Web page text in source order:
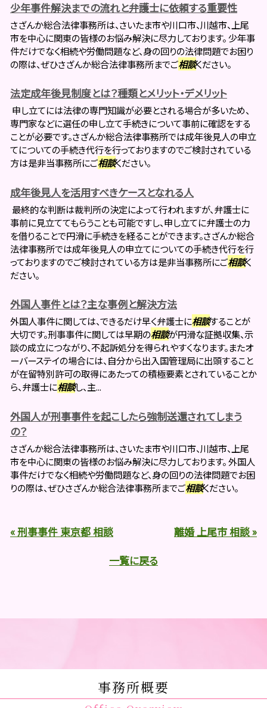
少年事件解決までの流れと弁護士に依頼する重要性
さざんか総合法律事務所は、さいたま市や川口市、川越市、上尾
市を中心に関東の皆様のお悩み解決に尽力しております。 少年事
件だけでなく相続や労働問題など、身の回りの法律問題でお困り
の際は、ぜひさざんか総合法律事務所までご相談ください。
法定成年後見制度とは？種類とメリット・デメリット
申し立てには法律の専門知識が必要とされる場合が多いため、
専門家などに選任の申し立て手続きについて事前に確認をする
ことが必要です。さざんか総合法律事務所では成年後見人の申立
てについての手続き代行を行っておりますのでご検討されている
方は是非当事務所にご相談ください。
成年後見人を活用すべきケースとなれる人
最終的な判断は裁判所の決定によって行われますが、弁護士に
事前に見立ててもらうことも可能ですし、申し立てに弁護士の力
を借りることで円滑に手続きを経ることができます。さざんか総合
法律事務所では成年後見人の申立てについての手続き代行を行
っておりますのでご検討されている方は是非当事務所にご相談く
ださい。
外国人事件とは？主な事例と解決方法
外国人事件に関しては、できるだけ早く弁護士に相談することが
大切です。刑事事件に関しては早期の相談が円滑な証拠収集、示
談の成立につながり、不起訴処分を得られやすくなります。またオ
ーバーステイの場合には、自分から出入国管理局に出頭すること
が在留特別許可の取得にあたっての積極要素とされていることか
ら、弁護士に相談し、主...
外国人が刑事事件を起こしたら強制送還されてしまう
の？
さざんか総合法律事務所は、さいたま市や川口市、川越市、上尾
市を中心に関東の皆様のお悩み解決に尽力しております。 外国人
事件だけでなく相続や労働問題など、身の回りの法律問題でお困
りの際は、ぜひさざんか総合法律事務所までご相談ください。
« 刑事事件 東京都 相談
離婚 上尾市 相談 »
一覧に戻る
事務所概要